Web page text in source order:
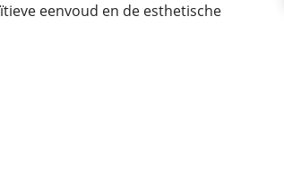
eenvoud en de esthetische